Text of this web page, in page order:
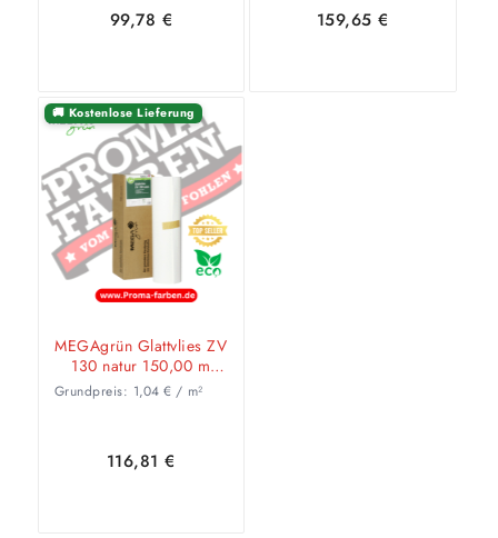
99,78 € 159,65€
🚚 Kostenlose Lieferung
MEGAgrün Glattvlies ZV
130 natur 150,00 m
0,75 m = 112,50 qm
Grundpreis: 1,04 €/ m²
116,81€